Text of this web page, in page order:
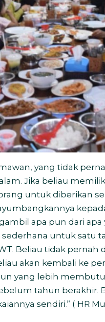
yang tidak
Jika beliau
untuk diberikan
apa pun dari apa
untuk satu
Beliau tidak
akan kembali ke
yang lebih
tahun berakhir.
sendiri.” ( HR